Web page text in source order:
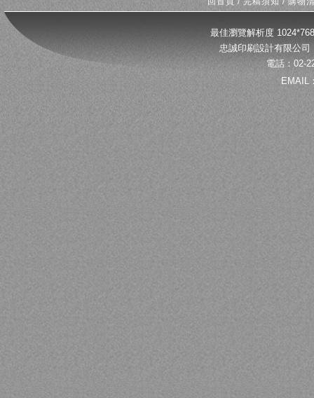
最佳瀏覽解析度
忠誠印刷設計有限公
電話：02-
EMAIL